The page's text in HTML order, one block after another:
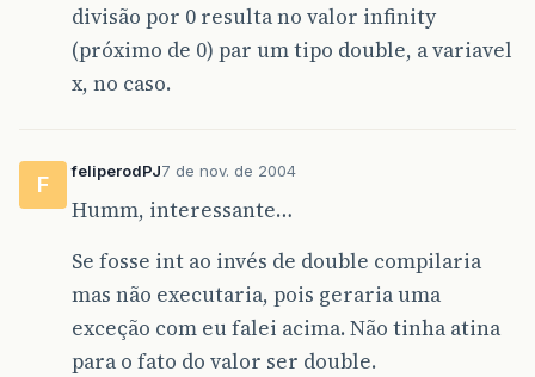
divisão por 0 resulta no valor infinity
(próximo de 0) par um tipo double, a variavel
x, no caso.
F
feliperodPJ7 de nov. de 2004
Humm, interessante…
Se fosse int ao invés de double compilaria
mas não executaria, pois geraria uma
exceção com eu falei acima. Não tinha atina
para o fato do valor ser double.